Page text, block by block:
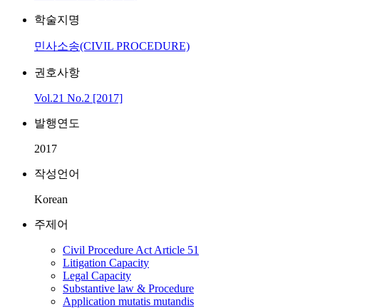
학술지명
민사소송(CIVIL PROCEDURE)
권호사항
Vol.21 No.2 [2017]
발행연도
2017
작성언어
Korean
주제어
Civil Procedure Act Article 51
Litigation Capacity
Legal Capacity
Substantive law & Procedure
Application mutatis mutandis